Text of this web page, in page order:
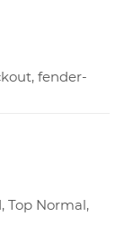
fender-
Top Normal,